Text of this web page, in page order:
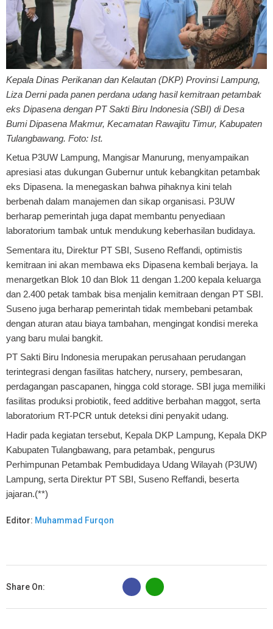
Kepala Dinas Perikanan dan Kelautan (DKP) Provinsi Lampung,
Liza Derni pada panen perdana udang hasil kemitraan petambak
eks Dipasena dengan PT Sakti Biru Indonesia (SBI) di Desa
Bumi Dipasena Makmur, Kecamatan Rawajitu Timur, Kabupaten
Tulangbawang. Foto: Ist.
Ketua P3UW Lampung, Mangisar Manurung, menyampaikan
apresiasi atas dukungan Gubernur untuk kebangkitan petambak
eks Dipasena. Ia menegaskan bahwa pihaknya kini telah
berbenah dalam manajemen dan sikap organisasi. P3UW
berharap pemerintah juga dapat membantu penyediaan
laboratorium tambak untuk mendukung keberhasilan budidaya.
Sementara itu, Direktur PT SBI, Suseno Reffandi, optimistis
kemitraan ini akan membawa eks Dipasena kembali berjaya. Ia
menargetkan Blok 10 dan Blok 11 dengan 1.200 kepala keluarga
dan 2.400 petak tambak bisa menjalin kemitraan dengan PT SBI.
Suseno juga berharap pemerintah tidak membebani petambak
dengan aturan atau biaya tambahan, mengingat kondisi mereka
yang baru mulai bangkit.
PT Sakti Biru Indonesia merupakan perusahaan perudangan
terintegrasi dengan fasilitas hatchery, nursery, pembesaran,
perdagangan pascapanen, hingga cold storage. SBI juga memiliki
fasilitas produksi probiotik, feed additive berbahan maggot, serta
laboratorium RT-PCR untuk deteksi dini penyakit udang.
Hadir pada kegiatan tersebut, Kepala DKP Lampung, Kepala DKP
Kabupaten Tulangbawang, para petambak, pengurus
Perhimpunan Petambak Pembudidaya Udang Wilayah (P3UW)
Lampung, serta Direktur PT SBI, Suseno Reffandi, beserta
jajaran.(**)
Editor: Muhammad Furqon
Share On:
B